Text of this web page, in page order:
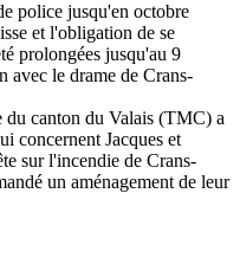
police jusqu'en octobre
et l'obligation de se
prolongées jusqu'au 9
avec le drame de Crans-
du canton du Valais (TMC) a
concernent Jacques et
sur l'incendie de Crans-
un aménagement de leur